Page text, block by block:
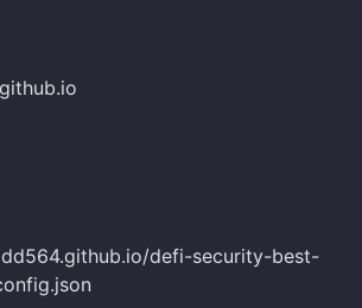
defi-security-best-